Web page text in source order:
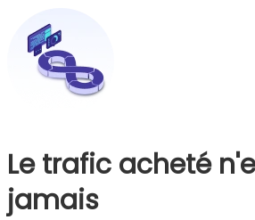
Le trafic acheté
jamais